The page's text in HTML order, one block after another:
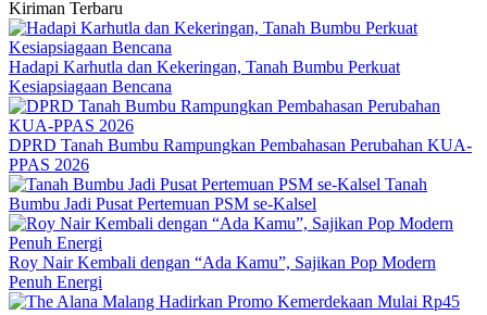
Kiriman Terbaru
Hadapi Karhutla dan Kekeringan, Tanah Bumbu Perkuat
Kesiapsiagaan Bencana
DPRD Tanah Bumbu Rampungkan Pembahasan Perubahan KUA-
PPAS 2026
Tanah
Bumbu Jadi Pusat Pertemuan PSM se-Kalsel
Roy Nair Kembali dengan “Ada Kamu”, Sajikan Pop Modern
Penuh Energi